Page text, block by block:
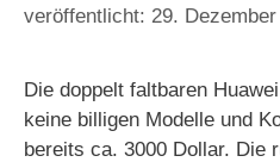
29.
Die doppelt faltbaren
keine billigen Modelle und
bereits ca. 3000 Dollar. Die